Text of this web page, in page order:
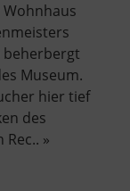
Wohnhaus
beherbergt
Museum.
hier tief
des
»